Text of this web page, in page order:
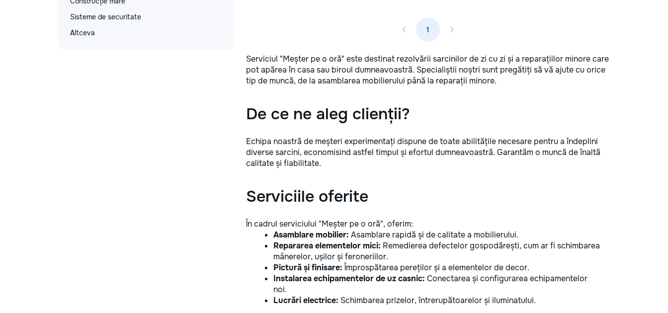
Sisteme de securitate
Altceva
1
Serviciul "Meșter pe o oră" este destinat rezolvării sarcinilor de zi cu zi și a reparațiilor minore care
pot apărea în casa sau biroul dumneavoastră. Specialiștii noștri sunt pregătiți să vă ajute cu orice
tip de muncă, de la asamblarea mobilierului până la reparații minore.
De ce ne aleg clienții?
Echipa noastră de meșteri experimentați dispune de toate abilitățile necesare pentru a îndeplini
diverse sarcini, economisind astfel timpul și efortul dumneavoastră. Garantăm o muncă de înaltă
calitate și fiabilitate.
Serviciile oferite
În cadrul serviciului "Meșter pe o oră", oferim:
Asamblare mobilier: Asamblare rapidă și de calitate a mobilierului.
Repararea elementelor mici: Remedierea defectelor gospodărești, cum ar fi schimbarea
mânerelor, ușilor și feroneriilor.
Pictură și finisare: Împrospătarea pereților și a elementelor de decor.
Instalarea echipamentelor de uz casnic: Conectarea și configurarea echipamentelor
noi.
Lucrări electrice: Schimbarea prizelor, întrerupătoarelor și iluminatului.